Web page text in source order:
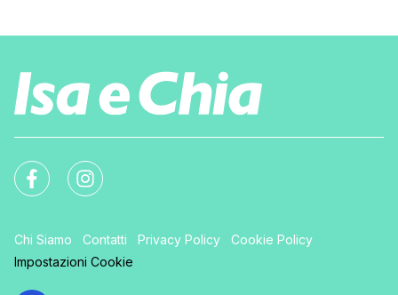
Chi Siamo Contatti Privacy Policy
Cookie Policy
Impostazioni Cookie